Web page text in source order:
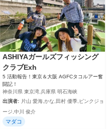
ASHIYAガールズフィッシング
クラブExh
5 活動報告！東京＆大阪 AGFCタコルアー奮
闘記！
神奈川県 東京湾,兵庫県 明石海峡
出演者: 片山 愛海,かな,田村 優季,ピンクジョ
ージ,中川 俊介
マダコ